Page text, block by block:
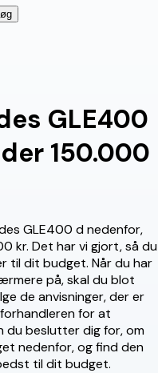
GLE400
150.000
GLE400 d nedenfor,
kr. Det har vi gjort, så du
til dit budget. Når du har
på, skal du blot
de anvisninger, der er
for at
du beslutter dig for, om
nedenfor, og find den
til dit budget.